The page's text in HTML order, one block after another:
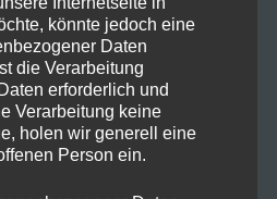
könnte jedoch eine
Daten
die Verarbeitung
erforderlich und
Verarbeitung keine
holen wir generell eine
Person ein.